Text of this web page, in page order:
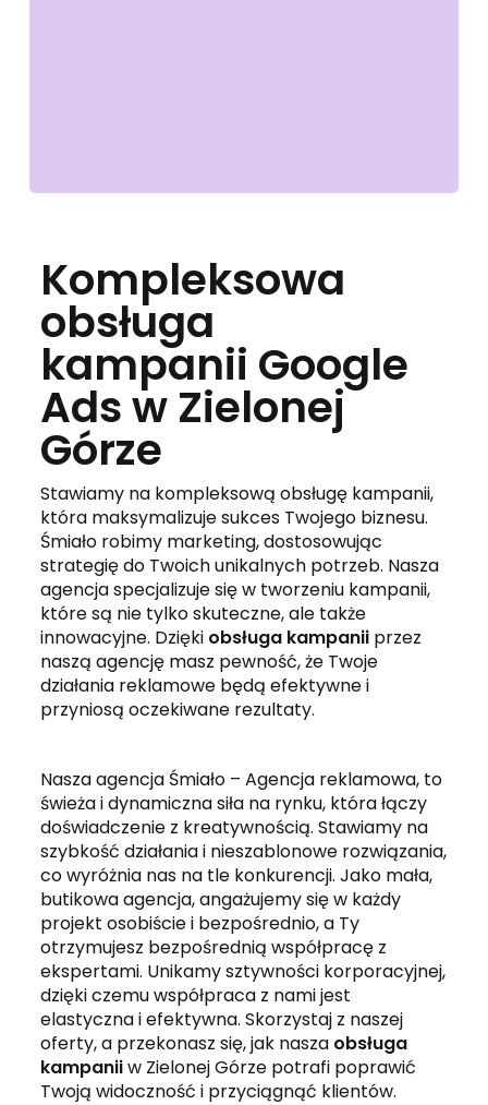
Kompleksowa
obsługa
kampanii Google
Ads w Zielonej
Górze
Stawiamy na kompleksową obsługę kampanii,
która maksymalizuje sukces Twojego biznesu.
Śmiało robimy marketing, dostosowując
strategię do Twoich unikalnych potrzeb. Nasza
agencja specjalizuje się w tworzeniu kampanii,
które są nie tylko skuteczne, ale także
innowacyjne. Dzięki obsługa kampanii przez
naszą agencję masz pewność, że Twoje
działania reklamowe będą efektywne i
przyniosą oczekiwane rezultaty.
Nasza agencja Śmiało – Agencja reklamowa, to
świeża i dynamiczna siła na rynku, która łączy
doświadczenie z kreatywnością. Stawiamy na
szybkość działania i nieszablonowe rozwiązania,
co wyróżnia nas na tle konkurencji. Jako mała,
butikowa agencja, angażujemy się w każdy
projekt osobiście i bezpośrednio, a Ty
otrzymujesz bezpośrednią współpracę z
ekspertami. Unikamy sztywności korporacyjnej,
dzięki czemu współpraca z nami jest
elastyczna i efektywna. Skorzystaj z naszej
oferty, a przekonasz się, jak nasza obsługa
kampaniiw Zielonej Górze potrafi poprawić
Twoją widoczność i przyciągnąć klientów.